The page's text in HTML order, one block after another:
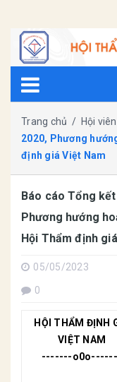
Trang chủ / Hội viên
2020, Phương
định giá Việt Nam
Báo cáo Tổng
Phương hướng
Hội Thẩm định
05/05/2023
0
HỘI THẨM ĐỊNH
VIỆT NAM
-------o0o----